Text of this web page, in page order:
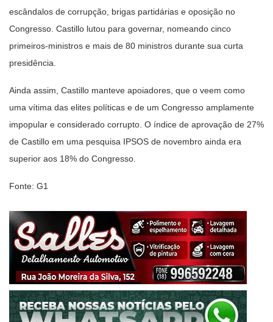
escândalos de corrupção, brigas partidárias e oposição no
Congresso. Castillo lutou para governar, nomeando cinco
primeiros-ministros e mais de 80 ministros durante sua curta
presidência.
Ainda assim, Castillo manteve apoiadores, que o veem como
uma vítima das elites políticas e de um Congresso amplamente
impopular e considerado corrupto. O índice de aprovação de 27%
de Castillo em uma pesquisa IPSOS de novembro ainda era
superior aos 18% do Congresso.
Fonte: G1